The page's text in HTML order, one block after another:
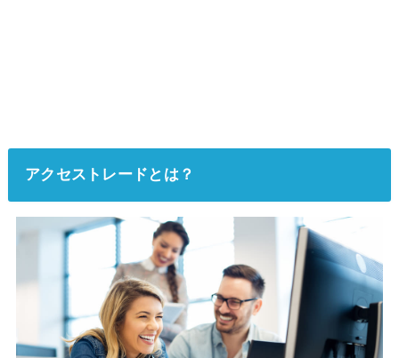
アクセストレードとは？